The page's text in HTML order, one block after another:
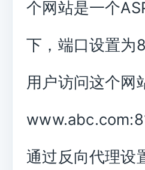
个网站是一个
下，端口设置为
用户访问这个网
通过反向代理设